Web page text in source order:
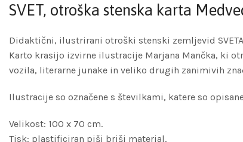
SVET, otroška stenska karta
Didaktični, ilustrirani otroški stenski zemljevid
Karto krasijo izvirne ilustracije Marjana Mančka, ki
vozila, literarne junake in veliko drugih zanimivih
Ilustracije so označene s številkami, katere so
Velikost: 100 x 70 cm.
Tisk: plastificiran piši briši material.